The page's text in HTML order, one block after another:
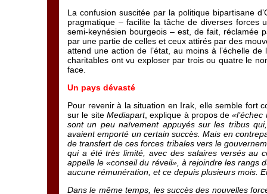
La confusion suscitée par la politique bipartisane
pragmatique – facilite la tâche de diverses forces
semi-keynésien bourgeois – est, de fait, réclamée
par une partie de celles et ceux attirés par des
attend une action de l’état, au moins à l’échelle
charitables ont vu exploser par trois ou quatre le
face.
Un pays dévasté
Pour revenir à la situation en Irak, elle semble fort
sur le site Mediapart, explique à propos de
sont un peu naïvement appuyés sur les tribus
avaient emporté un certain succès. Mais en
de transfert de ces forces tribales vers le
qui a été très limité, avec des salaires versés au
appelle le «conseil du réveil», à rejoindre les rangs
aucune rémunération, et ce depuis plusieurs mois.
Dans le même temps, les succès des nouvelles